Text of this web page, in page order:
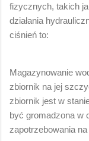
fizycznych, takich
działania
ciśnień to:
Magazynowanie
zbiornik na jej
zbiornik jest w
być gromadzona w
zapotrzebowania